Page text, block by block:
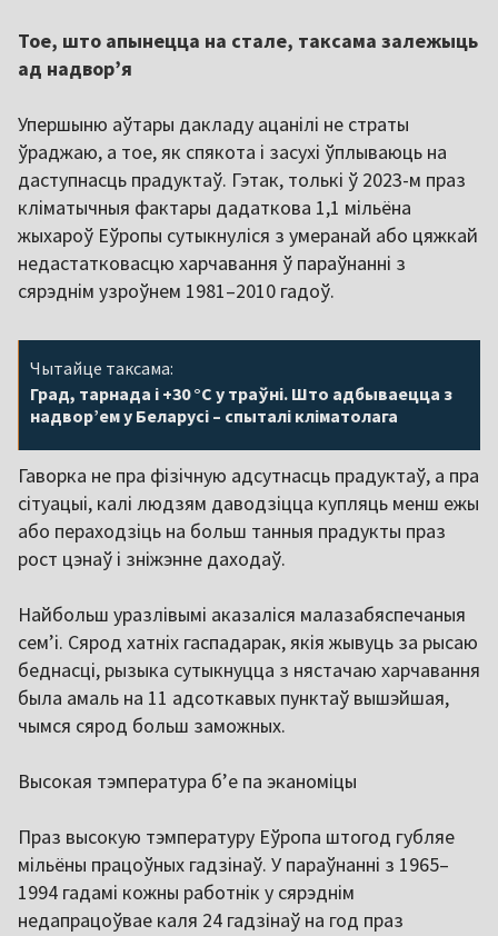
Тое, што апынецца на стале, таксама залежыць
ад надворʼя
Упершыню аўтары дакладу ацанілі не страты
ўраджаю, а тое, як спякота і засухі ўплываюць на
даступнасць прадуктаў. Гэтак, толькі ў 2023-м праз
кліматычныя фактары дадаткова 1,1 мільёна
жыхароў Еўропы сутыкнуліся з умеранай або цяжкай
недастатковасцю харчавання ў параўнанні з
сярэднім узроўнем 1981–2010 гадоў.
Чытайце таксама:
Град, тарнада і +30 °С у траўні. Што адбываецца з
надвор’ем у Беларусі – спыталі кліматолага
Гаворка не пра фізічную адсутнасць прадуктаў, а пра
сітуацыі, калі людзям даводзіцца купляць менш ежы
або пераходзіць на больш танныя прадукты праз
рост цэнаў і зніжэнне даходаў.
Найбольш уразлівымі аказаліся малазабяспечаныя
семʼі. Сярод хатніх гаспадарак, якія жывуць за рысаю
беднасці, рызыка сутыкнуцца з нястачаю харчавання
была амаль на 11 адсоткавых пунктаў вышэйшая,
чымся сярод больш заможных.
Высокая тэмпература бʼе па эканоміцы
Праз высокую тэмпературу Еўропа штогод губляе
мільёны працоўных гадзінаў. У параўнанні з 1965–
1994 гадамі кожны работнік у сярэднім
недапрацоўвае каля 24 гадзінаў на год праз